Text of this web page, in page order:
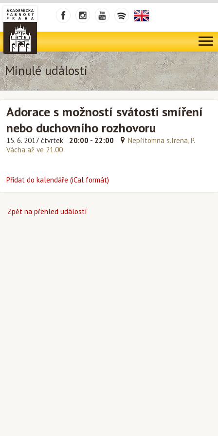
Minulé události
Adorace s možností svátosti smíření
nebo duchovního rozhovoru
15. 6. 2017 čtvrtek 20:00 - 22:00
Nepřítomna s.Irena, P.
Vácha až ve 21.00
Přidat do kalendáře (iCal formát)
Zpět na přehled událostí